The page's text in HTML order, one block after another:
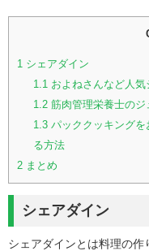
1 シェアダイン
1.1 およねさんなど人
1.2筋肉管理栄養士のジ
1.3パッククッキングを
る方法
2 まとめ
シェアダイン
シェアダインとは料理の